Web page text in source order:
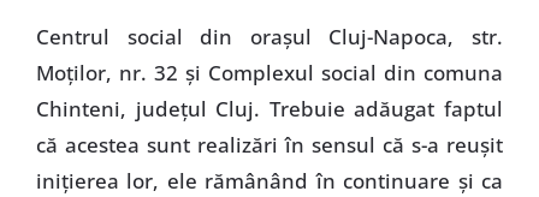
Centrul social din oraşul Cluj-Napoca, str.
Moţilor, nr. 32 şi Complexul social din comuna
Chinteni, judeţul Cluj. Trebuie adăugat faptul
că acestea sunt realizări în sensul că s-a reuşit
iniţierea lor, ele rămânând în continuare şi ca